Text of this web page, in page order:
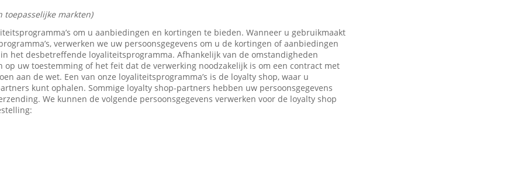
toepasselijke markten)
om u aanbiedingen en kortingen te bieden. Wanneer u gebruikmaakt
verwerken we uw persoonsgegevens om u de kortingen of aanbiedingen
het desbetreffende loyaliteitsprogramma. Afhankelijk van de omstandigheden
op uw toestemming of het feit dat de verwerking noodzakelijk is om een contract met
aan de wet. Een van onze loyaliteitsprogramma’s is de loyalty shop, waar u
kunt ophalen. Sommige loyalty shop-partners hebben uw persoonsgegevens
We kunnen de volgende persoonsgegevens verwerken voor de loyalty shop